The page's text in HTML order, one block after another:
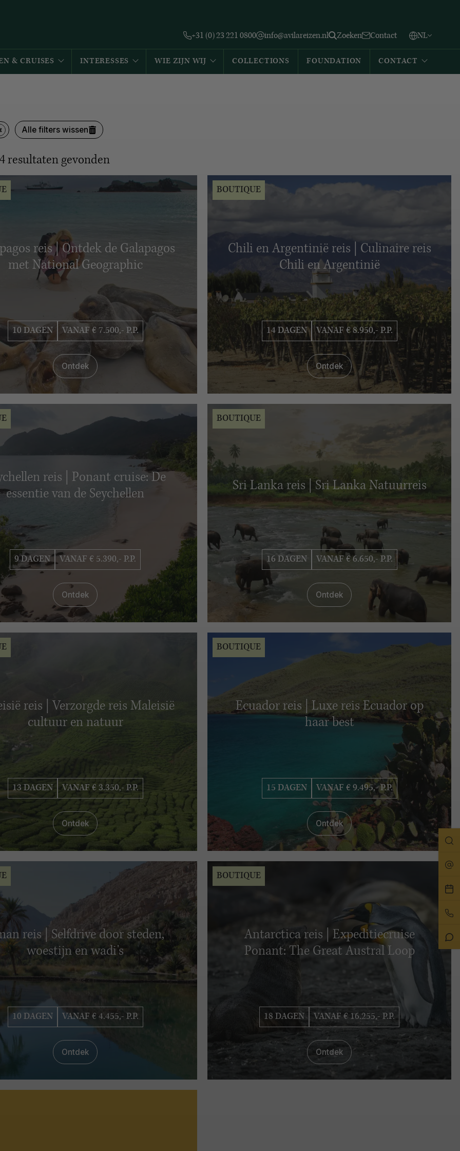
+31 (0) 23 221 0800 info@avilareizen.nl Zoeken Contact NL
Español
& CRUISES INTERESSES WIE ZIJN WIJ COLLECTIONS FOUNDATION CONTACT
Bel
Alle filters wissen
resultaten gevonden
reis | Ontdek de Galapagos
met National Geographic
10 DAGEN VANAF € 7.500,- P.P.
Ontdek
Chili en Argentinië reis | Culinaire reis
Chili en Argentinië
14 DAGEN VANAF € 8.950,- P.P.
Ontdek
BOUTIQUE
reis | Ponant cruise: De
essentie van de Seychellen
9 DAGEN VANAF € 5.390,- P.P.
Ontdek
Sri Lanka reis | Sri Lanka Natuurreis
16 DAGEN VANAF € 6.650,- P.P.
Ontdek
BOUTIQUE
reis | Verzorgde reis Maleisië
cultuur en natuur
13 DAGEN VANAF € 3.350,- P.P.
Ontdek
Ecuador reis | Luxe reis Ecuador op
haar best
15 DAGEN VANAF € 9.495,- P.P.
Ontdek
BOUTIQUE
reis | Selfdrive door steden,
woestijn en wadi's
10 DAGEN VANAF € 4.455,- P.P.
Ontdek
Antarctica reis | Expeditiecruise
Ponant: The Great Austral Loop
18 DAGEN VANAF € 16.255,- P.P.
Ontdek
BOUTIQUE